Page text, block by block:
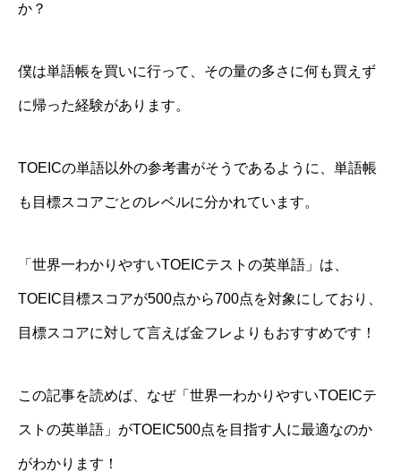
か？
僕は単語帳を買いに行って、その量の多さに何も買えず
に帰った経験があります。
TOEICの単語以外の参考書がそうであるように、 単語帳
も目標スコアごとのレベルに分かれています。
「世界一わかりやすいTOEICテストの英単語」は、
TOEIC目標スコアが500点から700点を対象にしており、
目標スコアに対して言えば金フレよりもおすすめです！
この記事を読めば、なぜ「世界一わかりやすいTOEICテ
ストの英単語」がTOEIC500点を目指す人に最適なのか
がわかります！